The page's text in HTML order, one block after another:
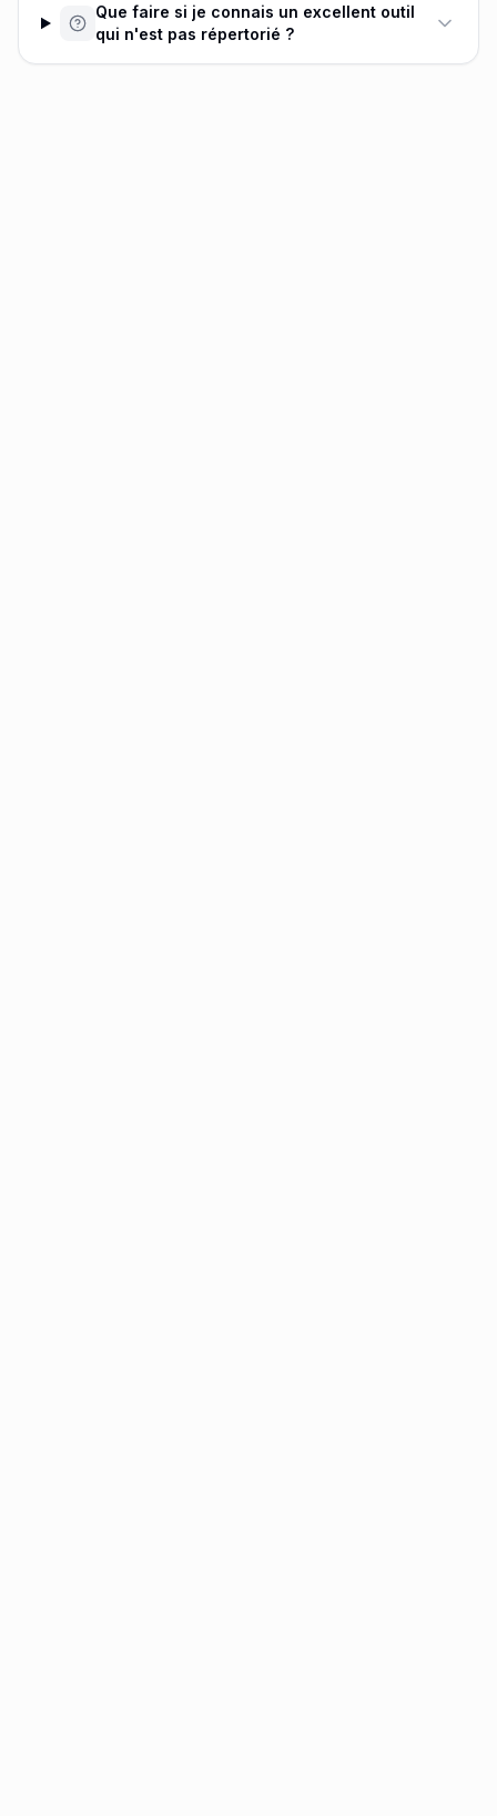
Que faire si je connais un excellent outil
qui n'est pas répertorié ?